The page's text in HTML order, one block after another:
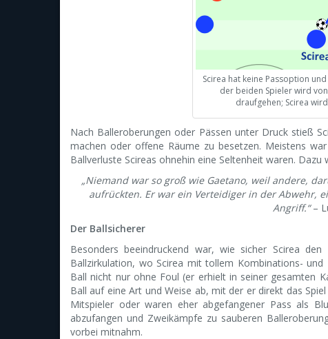
Scirea hat keine Passoption
der beiden Spieler wird
draufgehen; Scirea
Nach Balleroberungen oder Pässen unter Druck stieß
machen oder offene Räume zu besetzen. Meistens
Ballverluste Scireas ohnehin eine Seltenheit waren. Dazu
„Niemand war so groß wie Gaetano, weil andere,
aufrückten. Er war ein Verteidiger in der
Angriff.“–
Der Ballsicherer
Besonders beeindruckend war, wie sicher Scirea
Ballzirkulation, wo Scirea mit tollem Kombinations- und
Ball nicht nur ohne Foul (er erhielt in seiner gesamten
Ball auf eine Art und Weise ab, mit der er direkt das
Mitspieler oder waren eher abgefangener Pass als
abzufangen und Zweikämpfe zu sauberen
vorbei mitnahm.